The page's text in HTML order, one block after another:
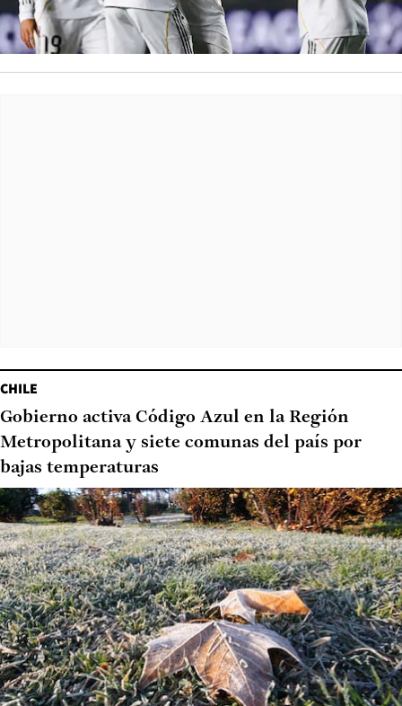
CHILE
Gobierno activa Código Azul en la Región
Metropolitana y siete comunas del país por
bajas temperaturas